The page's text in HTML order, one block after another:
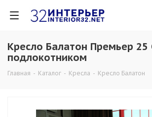
Кресло Балатон Премьер 25
подлокотником
Главная - Каталог - Кресла - Кресло Балатон